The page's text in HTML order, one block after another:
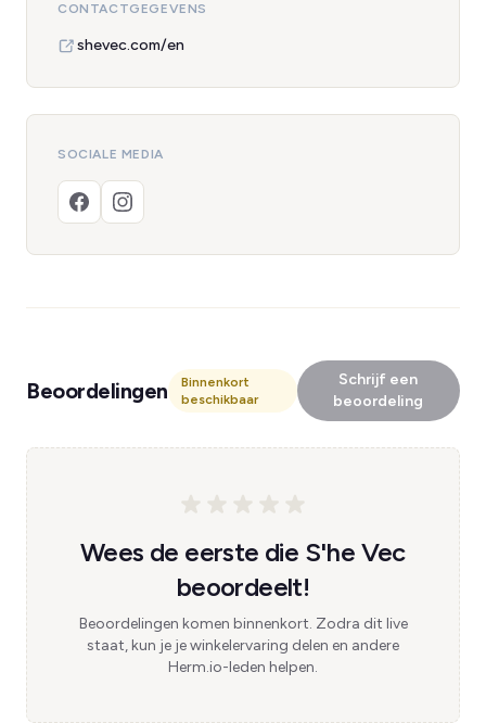
CONTACTGEGEVENS
shevec.com/en
SOCIALE MEDIA
Beoordelingen
Binnenkort
beschikbaar
Schrijf een
beoordeling
Wees de eerste die S'he Vec
beoordeelt!
Beoordelingen komen binnenkort. Zodra dit live
staat, kun je je winkelervaring delen en andere
Herm.io-leden helpen.